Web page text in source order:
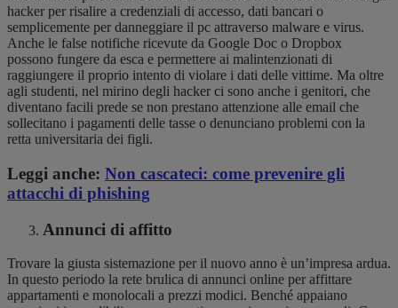
hacker per risalire a credenziali di accesso, dati bancari o
semplicemente per danneggiare il pc attraverso malware e virus.
Anche le false notifiche ricevute da Google Doc o Dropbox
possono fungere da esca e permettere ai malintenzionati di
raggiungere il proprio intento di violare i dati delle vittime. Ma oltre
agli studenti, nel mirino degli hacker ci sono anche i genitori, che
diventano facili prede se non prestano attenzione alle email che
sollecitano i pagamenti delle tasse o denunciano problemi con la
retta universitaria dei figli.
Leggi anche: Non cascateci: come prevenire gli
attacchi di phishing
Annunci di affitto
Trovare la giusta sistemazione per il nuovo anno è un’impresa ardua.
In questo periodo la rete brulica di annunci online per affittare
appartamenti e monolocali a prezzi modici. Benché appaiano